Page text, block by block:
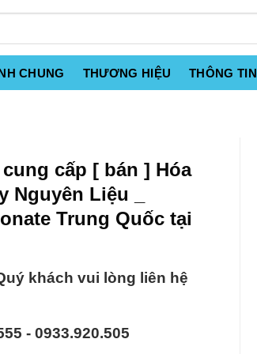
CHUNG THƯƠNG HIỆU THÔNG TIN
cấp [ bán ] Hóa
Nguyên Liệu _
Trung Quốc tại
khách vui lòng liên hệ
- 0933.920.505